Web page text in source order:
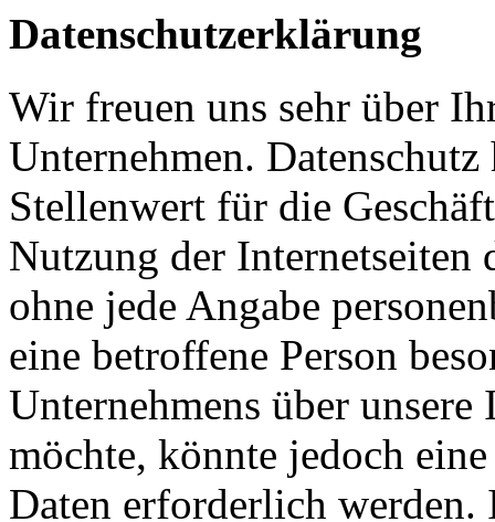
Datenschutzerklärung
Wir freuen uns sehr über
Unternehmen.
Stellenwert für die
Nutzung der Internetseiten
ohne jede Angabe
eine betroffene Person
Unternehmens über
möchte, könnte jedoch
Daten erforderlich werden.